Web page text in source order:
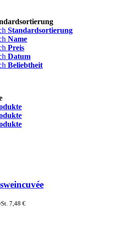
Standardsortierung
Name
Preis
Datum
Beliebtheit
7,48 €